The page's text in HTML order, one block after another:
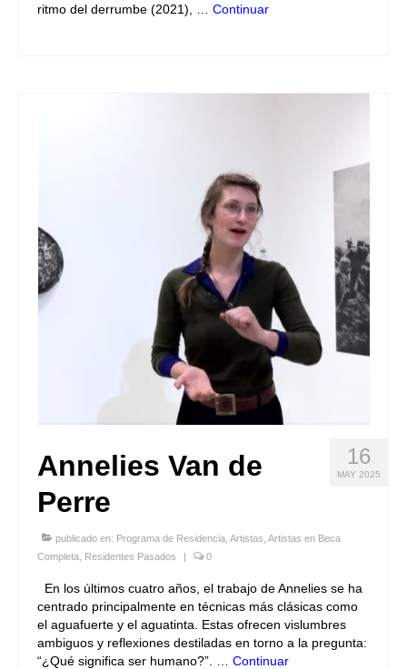
ritmo del derrumbe (2021), … Continuar
16
MAY 2025
Annelies Van de
Perre
publicado en: Programa de Residencia Artistas Artistas en Beca
Completa Residentes Pasados | 0
En los últimos cuatro años, el trabajo de Annelies se ha
centrado principalmente en técnicas más clásicas como
el aguafuerte y el aguatinta. Estas ofrecen vislumbres
ambiguos y reflexiones destiladas en torno a la pregunta:
“¿Qué significa ser humano?”. … Continuar